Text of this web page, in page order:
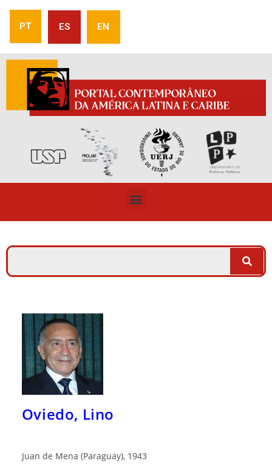
PT ES EN
Oviedo, Lino
Juan de Mena (Paraguay), 1943